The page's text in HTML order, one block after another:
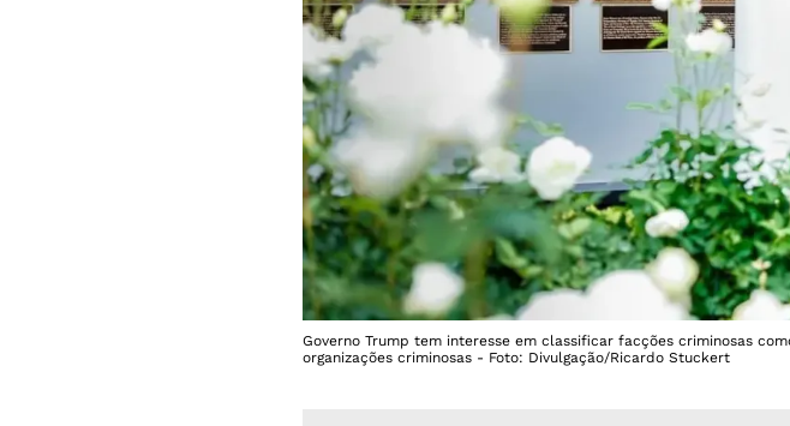
Governo Trump tem interesse em classificar facções criminosas
organizações criminosas - Foto: Divulgação/Ricardo Stuckert